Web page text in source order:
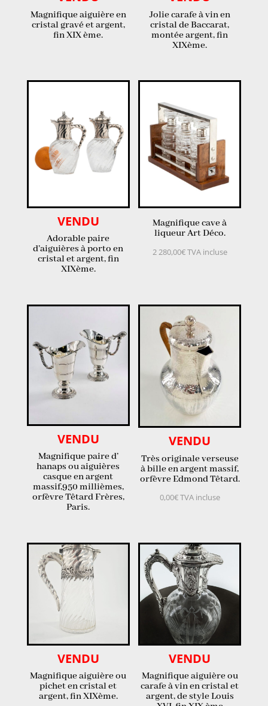
Magnifique aiguière en
cristal gravé et argent,
fin XIX ème.
Jolie carafe à vin en
cristal de Baccarat,
montée argent, fin
XIXème.
VENDU
Adorable paire
d’aiguières à porto en
cristal et argent, fin
XIXème.
Magnifique cave à
liqueur Art Déco.
2 280,00€TVA incluse
VENDU
Magnifique paire d’
hanaps ou aiguières
casque en argent
massif,950 millièmes,
orfèvre Têtard Frères,
Paris.
VENDU
Très originale verseuse
à bille en argent massif,
orfèvre Edmond Têtard.
0,00€TVA incluse
VENDU
Magnifique aiguière ou
pichet en cristal et
argent, fin XIXème.
VENDU
Magnifique aiguière ou
carafe à vin en cristal et
argent, de style Louis